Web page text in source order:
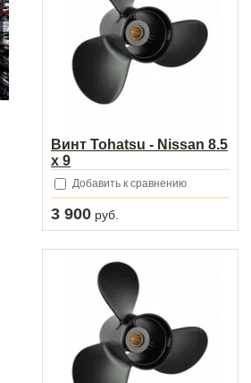
Винт Tohatsu - Nissan 8.5
x 9
Добавить к сравнению
3 900 руб.